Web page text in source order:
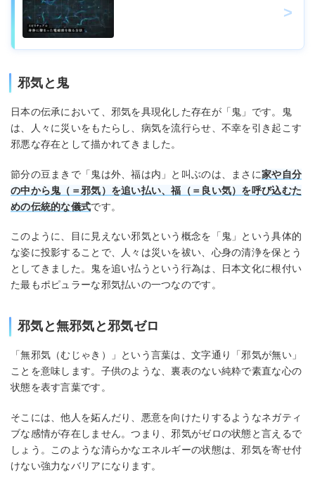
邪気と鬼
日本の伝承において、邪気を具現化した存在が「鬼」です。鬼
は、人々に災いをもたらし、病気を流行らせ、不幸を引き起こす
邪悪な存在として描かれてきました。
節分の豆まきで「鬼は外、福は内」と叫ぶのは、まさに家や自分
の中から鬼（＝邪気）を追い払い、福（＝良い気）を呼び込むた
めの伝統的な儀式です。
このように、目に見えない邪気という概念を「鬼」という具体的
な姿に投影することで、人々は災いを祓い、心身の清浄を保とう
としてきました。鬼を追い払うという行為は、日本文化に根付い
た最もポピュラーな邪気払いの一つなのです。
邪気と無邪気と邪気ゼロ
「無邪気（むじゃき）」という言葉は、文字通り「邪気が無い」
ことを意味します。子供のような、裏表のない純粋で素直な心の
状態を表す言葉です。
そこには、他人を妬んだり、悪意を向けたりするようなネガティ
ブな感情が存在しません。つまり、邪気がゼロの状態と言えるで
しょう。このような清らかなエネルギーの状態は、邪気を寄せ付
けない強力なバリアになります。